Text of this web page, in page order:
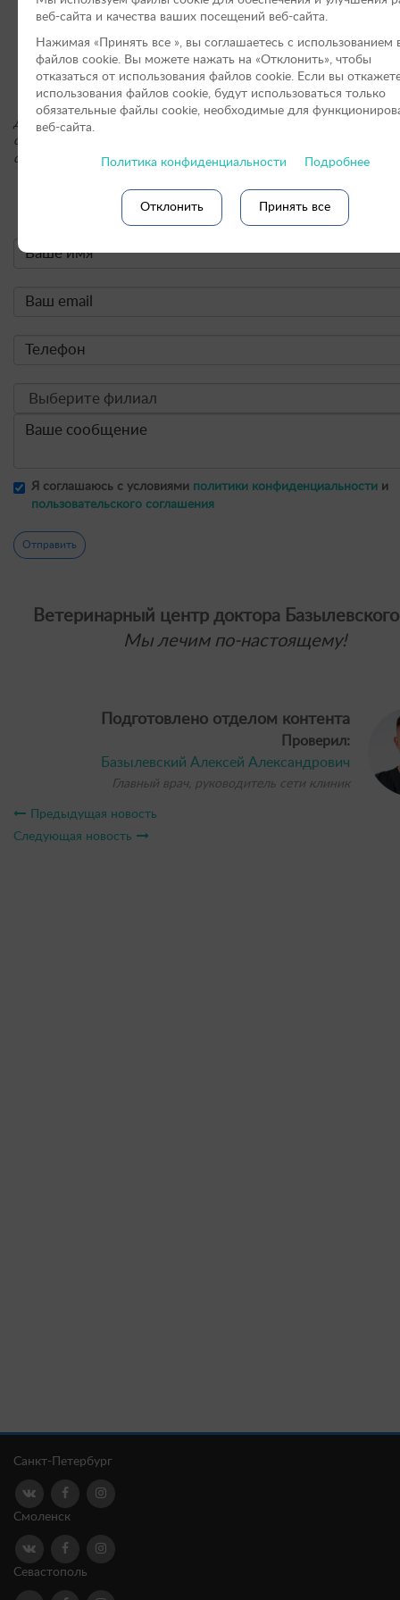
Филиал «Брянск»
«Клиника Кошек» г. Москва
«Клиника Кошек» г. Санкт-Петербурге
Для получения подробной информации о стоимости услуг,
обращайтесь по контактным телефонам или оставьте онлайн-
сайте.
Онлайн-форма заявки:
Я соглашаюсь с условиями политики конфиденциальности и
пользовательского соглашения
Отправить
Ветеринарный центр доктора
Мы лечим по-настоящему!
Подготовлено отделом контента
Проверил:
Базылевский Алексей Александрович
Главный врач, руководитель сети клиник
Предыдущая новость
Следующая новость
Санкт-Петербург
Смоленск
Севастополь
веб-сайта и качества ваших посещений веб-сайта.
Нажимая «Принять вce », вы соглашаетесь с использованием
файлов cookie. Вы можете нажать на «Отклонить», чтобы
отказаться от использования файлов сookie. Если вы
использования файлов cookie, будут использоваться только
обязательные файлы cookie, необходимые для
веб-сайта.
Политика конфиденциальности Подробнее
Отклонить Принять все